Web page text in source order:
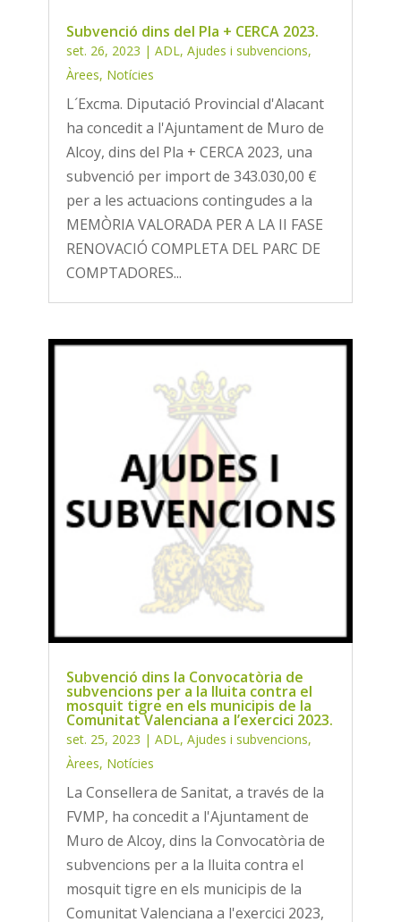
Subvenció dins del Pla + CERCA 2023.
set. 26, 2023 | ADL, Ajudes i subvencions,
Àrees, Notícies
L´Excma. Diputació Provincial d'Alacant
ha concedit a l'Ajuntament de Muro de
Alcoy, dins del Pla + CERCA 2023, una
subvenció per import de 343.030,00 €
per a les actuacions contingudes a la
MEMÒRIA VALORADA PER A LA II FASE
RENOVACIÓ COMPLETA DEL PARC DE
COMPTADORES...
Subvenció dins la Convocatòria de
subvencions per a la lluita contra el
mosquit tigre en els municipis de la
Comunitat Valenciana a l’exercici 2023.
set. 25, 2023 | ADL, Ajudes i subvencions,
Àrees, Notícies
La Consellera de Sanitat, a través de la
FVMP, ha concedit a l'Ajuntament de
Muro de Alcoy, dins la Convocatòria de
subvencions per a la lluita contra el
mosquit tigre en els municipis de la
Comunitat Valenciana a l'exercici 2023,